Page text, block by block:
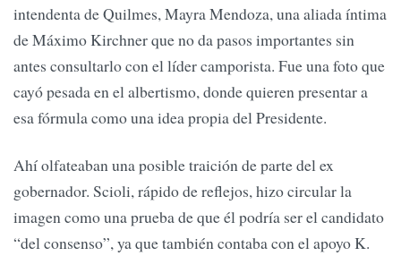
intendenta de Quilmes, Mayra Mendoza, una aliada íntima
de Máximo Kirchner que no da pasos importantes sin
antes consultarlo con el líder camporista. Fue una foto que
cayó pesada en el albertismo, donde quieren presentar a
esa fórmula como una idea propia del Presidente.
Ahí olfateaban una posible traición de parte del ex
gobernador. Scioli, rápido de reflejos, hizo circular la
imagen como una prueba de que él podría ser el candidato
“del consenso”, ya que también contaba con el apoyo K.